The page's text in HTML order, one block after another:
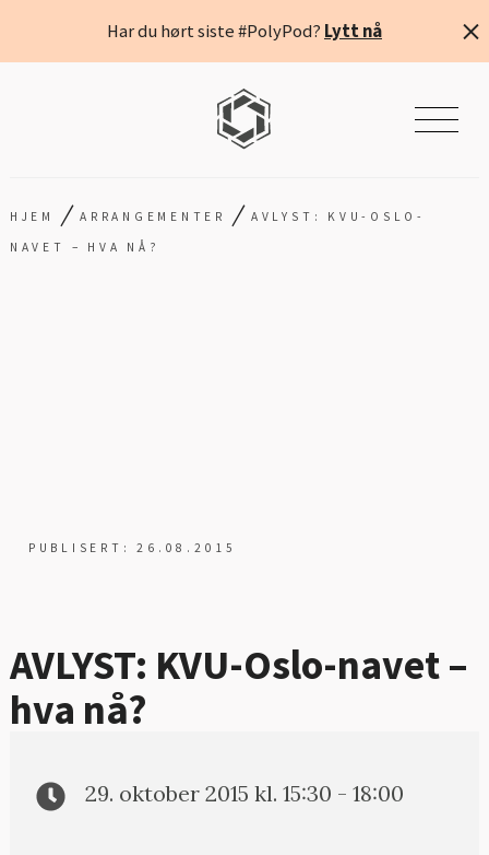
Har du hørt siste #PolyPod? Lytt nå
HJEM /ARRANGEMENTER / AVLYST: KVU-OSLO-
NAVET – HVA NÅ?
PUBLISERT: 26.08.2015
AVLYST: KVU-Oslo-navet –
hva nå?
29. oktober 2015 kl. 15:30 - 18:00